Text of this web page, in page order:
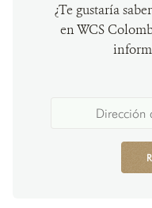
¿Te gustaría
en WCS